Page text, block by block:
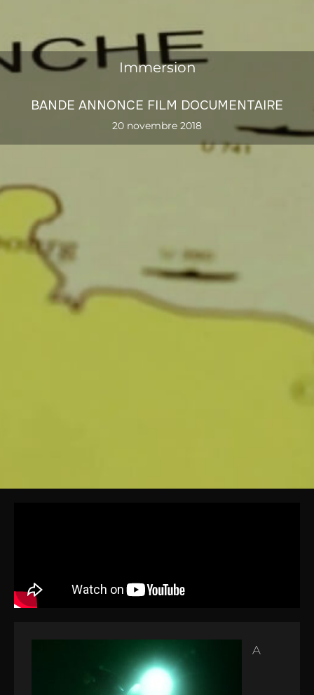
Immersion
BANDE ANNONCE FILM DOCUMENTAIRE
20 novembre 2018
A